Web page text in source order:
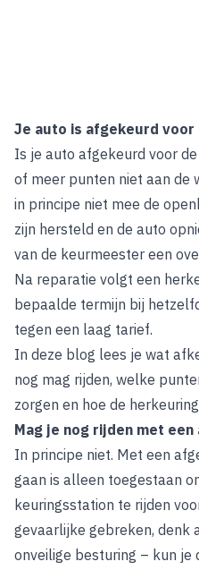
Je auto is afgekeurd
Is je auto afgekeurd voor
of meer punten niet aan de
in principe niet mee de
zijn hersteld en de auto
van de keurmeester een
Na reparatie volgt een
bepaalde termijn bij
tegen een laag tarief.
In deze blog lees je wat
nog mag rijden, welke
zorgen en hoe de
Mag je nog rijden met
In principe niet. Met een
gaan is alleen toegestaan
keuringsstation te rijden
gevaarlijke gebreken, denk
onveilige besturing – kun